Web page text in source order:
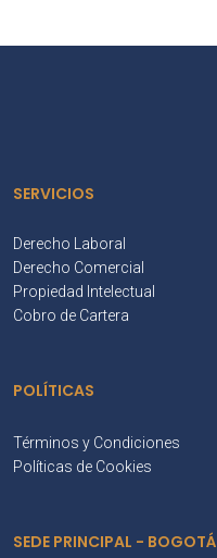
SERVICIOS
Derecho Laboral
Derecho Comercial
Propiedad Intelectual
Cobro de Cartera
POLÍTICAS
Términos y Condiciones
Políticas de Cookies
SEDE PRINCIPAL - BOGOTÁ